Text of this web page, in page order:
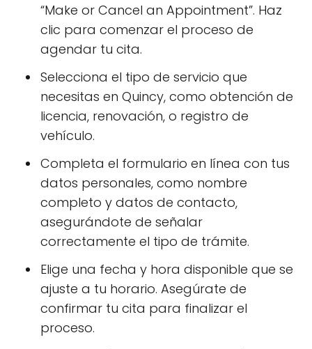
“Make or Cancel an Appointment”. Haz
clic para comenzar el proceso de
agendar tu cita.
Selecciona el tipo de servicio que
necesitas en Quincy, como obtención de
licencia, renovación, o registro de
vehículo.
Completa el formulario en línea con tus
datos personales, como nombre
completo y datos de contacto,
asegurándote de señalar
correctamente el tipo de trámite.
Elige una fecha y hora disponible que se
ajuste a tu horario. Asegúrate de
confirmar tu cita para finalizar el
proceso.